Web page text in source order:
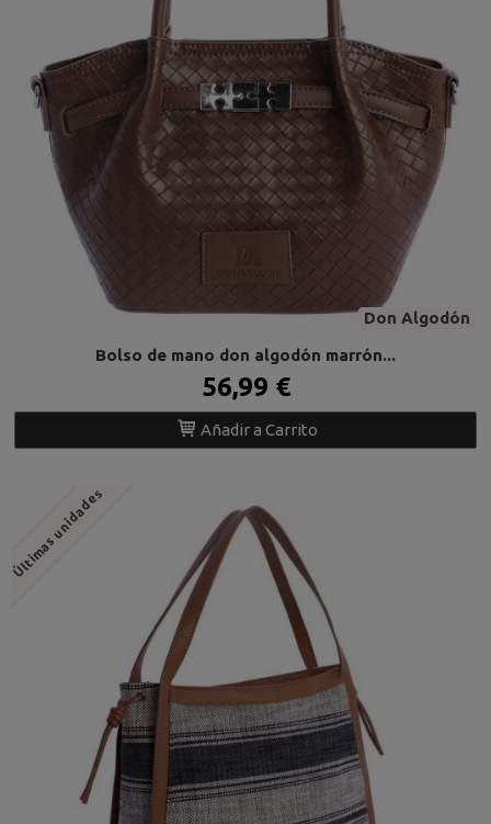
Don Algodón
Bolso de mano don algodón marrón...
56,99 €
Añadir a Carrito
Últimas unidades